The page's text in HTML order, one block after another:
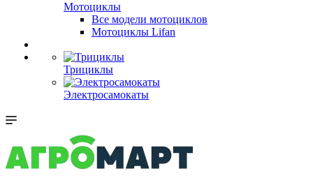
Мотоциклы
Все модели мотоциклов
Мотоциклы Lifan
Трициклы
Электросамокаты